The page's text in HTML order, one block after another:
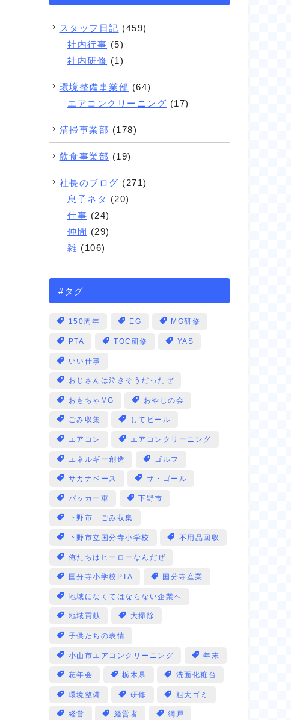
スタッフ日記 (459)
社内行事 (5)
社内研修 (1)
環境整備事業部 (64)
エアコンクリーニング (17)
清掃事業部 (178)
飲食事業部 (19)
社長のブログ (271)
息子ネタ (20)
仕事 (24)
仲間 (29)
雑 (106)
#タグ
150周年 EG MG研修
PTA TOC研修 YAS
いい仕事
おじさんは泣きそうだったぜ
おもちゃMG おやじの会
ごみ収集 してビール
エアコン エアコンクリーニング
エネルギー創造 ゴルフ
サカナベース ザ・ゴール
パッカー車 下野市
下野市 ごみ収集
下野市立国分寺小学校 不用品回収
俺たちはヒーローなんだぜ
国分寺小学校PTA 国分寺産業
地域になくてはならない企業へ
地域貢献 大掃除
子供たちの表情
小山市エアコンクリーニング 年末
忘年会 栃木県 洗面化粧台
環境整備 研修 粗大ゴミ
経営 経営者 網戸